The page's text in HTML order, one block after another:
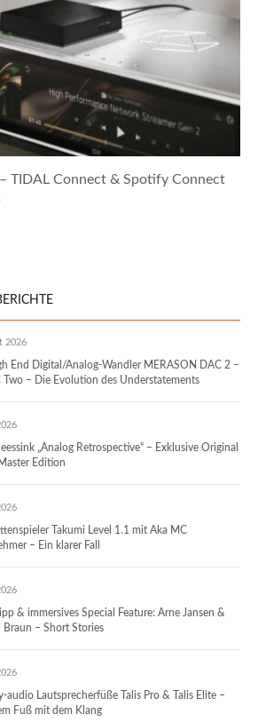
TIDAL Connect & Spotify Connect
2026
End Digital/Analog-Wandler MERASON DAC 2 –
Two – Die Evolution des Understatements
„Analog Retrospective“ – Exklusive Original
Edition
Takumi Level 1.1 mit Aka MC
– Ein klarer Fall
& immersives Special Feature: Arne Jansen &
Braun – Short Stories
audio Lautsprecherfüße Talis Pro & Talis Elite –
Fuß mit dem Klang